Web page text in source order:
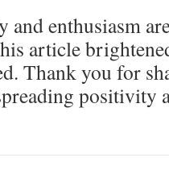
enthusiasm
article
Thank you for
positivity